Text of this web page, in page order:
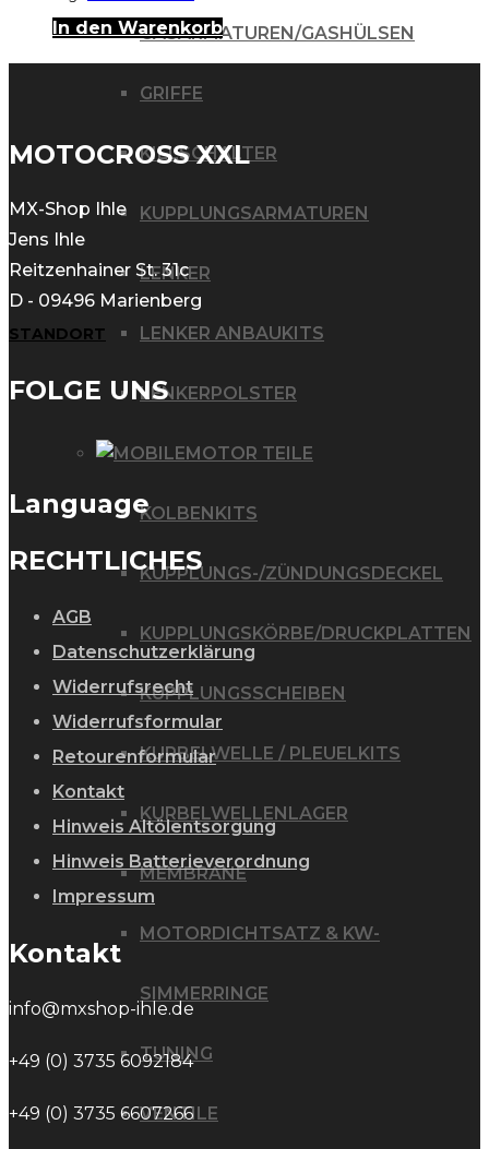
GASARMATUREN/GASHÜLSEN
GRIFFE
KILLSCHALTER
KUPPLUNGSARMATUREN
LENKER
LENKER ANBAUKITS
LENKERPOLSTER
MOTOR TEILE
KOLBENKITS
KUPPLUNGS-/ZÜNDUNGSDECKEL
KUPPLUNGSKÖRBE/DRUCKPLATTEN
KUPPLUNGSSCHEIBEN
KURBELWELLE / PLEUELKITS
KURBELWELLENLAGER
MEMBRANE
MOTORDICHTSATZ & KW-
SIMMERRINGE
TUNING
VENTILE
In den Warenkorb
MOTOCROSS XXL
MX-Shop Ihle
Jens Ihle
Reitzenhainer St. 31c
D - 09496 Marienberg
STANDORT
FOLGE UNS
Language
RECHTLICHES
AGB
Datenschutzerklärung
Widerrufsrecht
Widerrufsformular
Retourenformular
Kontakt
Hinweis Altölentsorgung
Hinweis Batterieverordnung
Impressum
Kontakt
info@mxshop-ihle.de
+49 (0) 3735 6092184
+49 (0) 3735 6607266